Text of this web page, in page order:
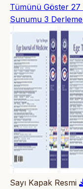
Tümünü Göster 27
Sunumu 3 Derleme
Sayı Kapak Resmi